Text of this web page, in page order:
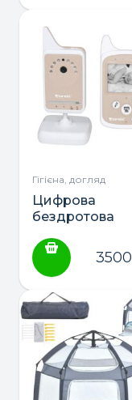
Гігієна, догляд
Цифрова
бездротова
Lorelli
3500